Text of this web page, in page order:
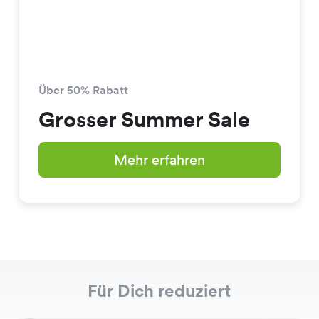
Über 50% Rabatt
Grosser Summer Sale
Mehr erfahren
Für Dich reduziert